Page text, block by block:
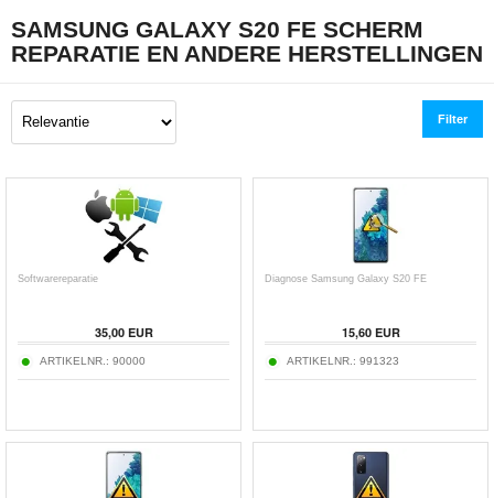
SAMSUNG GALAXY S20 FE SCHERM
REPARATIE EN ANDERE HERSTELLINGEN
Filter
Softwarereparatie
35,00 EUR
ARTIKELNR.: 90000
Diagnose Samsung Galaxy S20 FE
15,60 EUR
ARTIKELNR.: 991323